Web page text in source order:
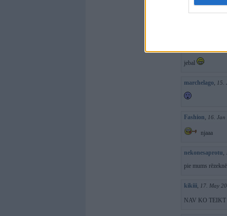
jaguar89,02.
jūtu līdzi
jebal
marchelago, 15.
Fashion, 16.
njaaa
nekonesaprotu,
pie mums
kikiii, 17. May
NAV KO